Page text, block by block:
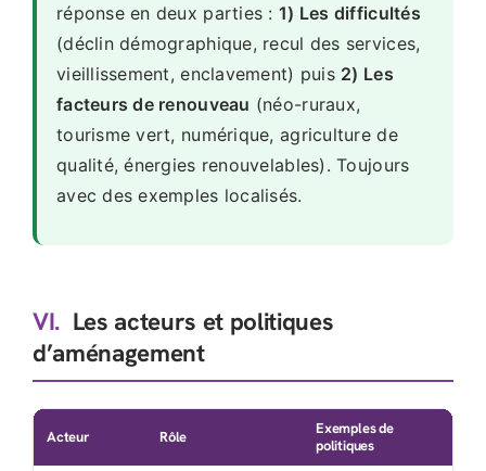
réponse en deux parties :1) Les difficultés
(déclin démographique, recul des services,
vieillissement, enclavement) puis 2) Les
facteurs de renouveau (néo-ruraux,
tourisme vert, numérique, agriculture de
qualité, énergies renouvelables). Toujours
avec des exemples localisés.
VI. Les acteurs et politiques
d’aménagement
Acteur Rôle
Exemples de
politiques